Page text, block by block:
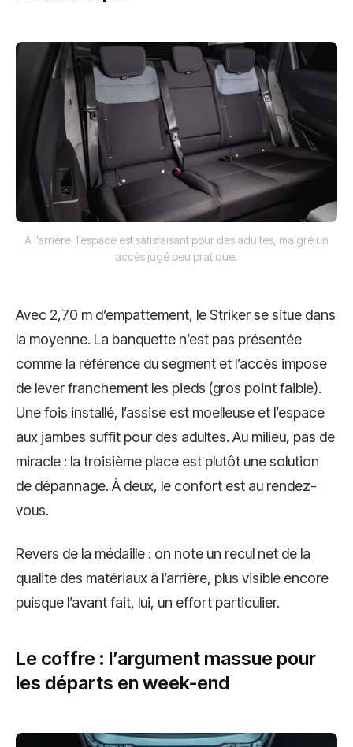
À l’arrière, l’espace est satisfaisant pour des adultes, malgré un
accès jugé peu pratique.
Avec 2,70 m d’empattement, le Striker se situe dans
la moyenne. La banquette n’est pas présentée
comme la référence du segment et l’accès impose
de lever franchement les pieds (gros point faible).
Une fois installé, l’assise est moelleuse et l’espace
aux jambes suffit pour des adultes. Au milieu, pas de
miracle : la troisième place est plutôt une solution
de dépannage. À deux, le confort est au rendez-
vous.
Revers de la médaille : on note un recul net de la
qualité des matériaux à l’arrière, plus visible encore
puisque l’avant fait, lui, un effort particulier.
Le coffre : l’argument massue pour
les départs en week-end